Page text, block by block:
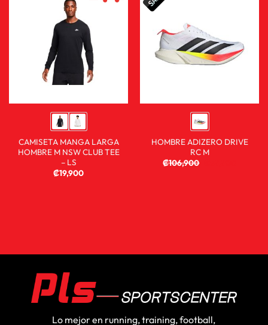
CAMISETA MANGA LARGA
HOMBRE M NSW CLUB TEE
– LS
₡19,900
HOMBRE ADIZERO DRIVE
RC M
₡106,900
Lo mejor en running, training, football,